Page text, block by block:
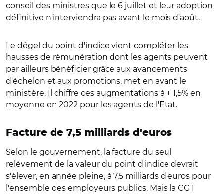
conseil des ministres que le 6 juillet et leur adoption
définitive n'interviendra pas avant le mois d'août.
Le dégel du point d'indice vient compléter les
hausses de rémunération dont les agents peuvent
par ailleurs bénéficier grâce aux avancements
d'échelon et aux promotions, met en avant le
ministère. Il chiffre ces augmentations à + 1,5% en
moyenne en 2022 pour les agents de l'Etat.
Facture de 7,5 milliards d'euros
Selon le gouvernement, la facture du seul
relèvement de la valeur du point d'indice devrait
s'élever, en année pleine, à 7,5 milliards d'euros pour
l'ensemble des employeurs publics. Mais la CGT